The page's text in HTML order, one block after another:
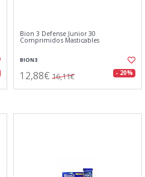
Bion 3 Defense Junior 30
Comprimidos Masticables
BION3
12,88€ 16,11€ - 20%